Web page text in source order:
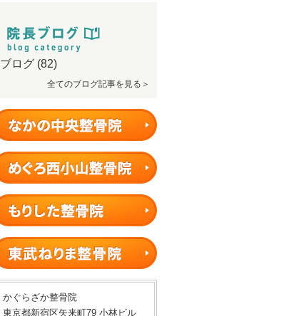
ブログ (82)
全てのブログ記事を見る＞
かぐらざか整骨院
東京都新宿区矢来町79 小林ビル